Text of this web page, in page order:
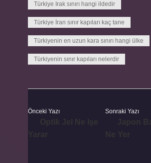
Türkiye Irak sınırı hangi ildedir
Türkiye İran sınır kapıları kaç tane
Türkiyenin en uzun kara sınırı hangi ülke
Türkiyenin sınır kapıları nelerdir
Önceki Yazı Sonraki Yazı